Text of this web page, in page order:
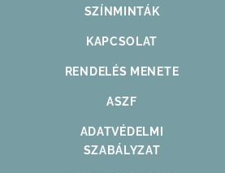
SZÍNMINTÁK
KAPCSOLAT
RENDELÉS MENETE
ASZF
ADATVÉDELMI
SZABÁLYZAT